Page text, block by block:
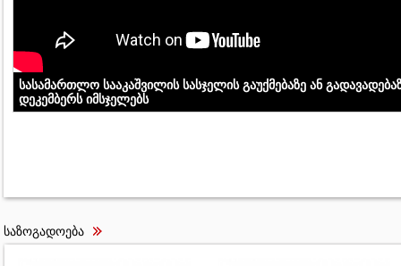
სასამართლო სააკაშვილის სასჯელის გაუქმებაზე ან
დეკემბერს იმსჯელებს
საზოგადოება